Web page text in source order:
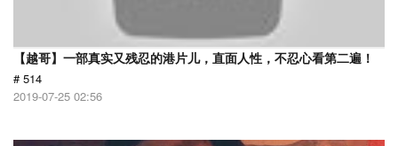
【越哥】一部真实又残忍的港片儿，直面人性，不忍心看第二遍！
# 514
2019-07-25 02:56